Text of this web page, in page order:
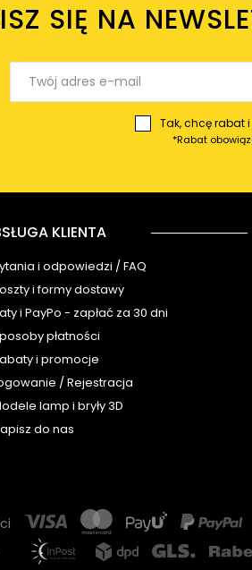
SIĘ NA
Tak, chcę rabat
*Rabat
KLIENTA
i odpowiedzi / FAQ
i formy dostawy
i PayPo - zapłać za 30 dni
płatności
i promocje
/ Rejestracja
lamp i bryły 3D
do nas